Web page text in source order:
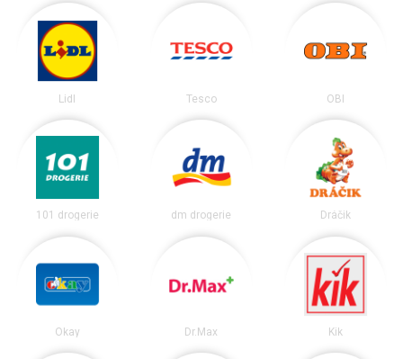
Lidl Tesco OBI
101 drogerie dm drogerie Dráčik
Okay Dr.Max Kik